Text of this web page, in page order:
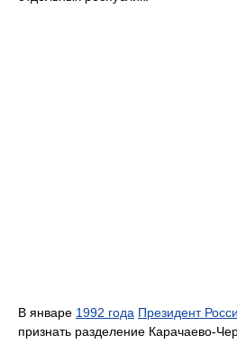
В январе 1992 года Президент
признать разделение Карачаево-